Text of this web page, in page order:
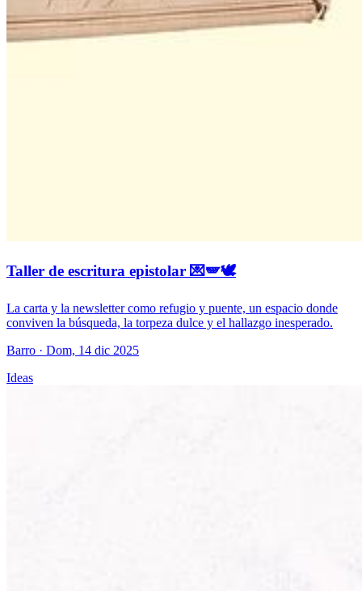
Taller de escritura epistolar 💌🪽🕊️
La carta y la newsletter como refugio y puente, un espacio donde
conviven la búsqueda, la torpeza dulce y el hallazgo inesperado.
Barro · Dom, 14 dic 2025
Ideas